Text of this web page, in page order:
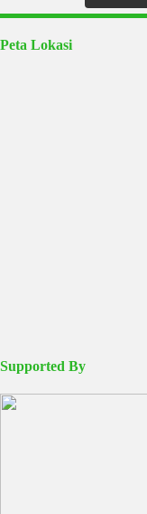
Peta Lokasi
Supported By